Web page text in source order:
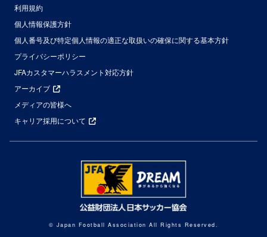
利用規約
個人情報保護方針
個人番号及び特定個人情報の適正な取扱いの確保に関する基本方針
プライバシーポリシー
JFAカスタマーハラスメント対応方針
アーカイブ
メディアの皆様へ
キャリア採用について
© Japan Football Association All Rights Reserved.